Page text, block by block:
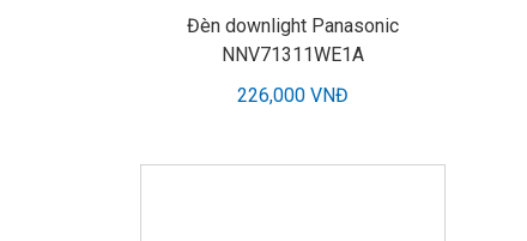
Đèn downlight Panasonic
NNV71311WE1A
226,000 VNĐ